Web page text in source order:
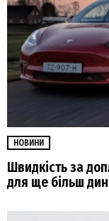
НОВИНИ
Швидкість за
для ще більш